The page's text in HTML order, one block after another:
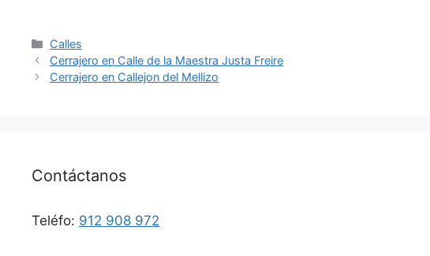
Calles
Cerrajero en Calle de la Maestra Justa Freire
Cerrajero en Callejon del Mellizo
Contáctanos
Teléfo: 912 908 972